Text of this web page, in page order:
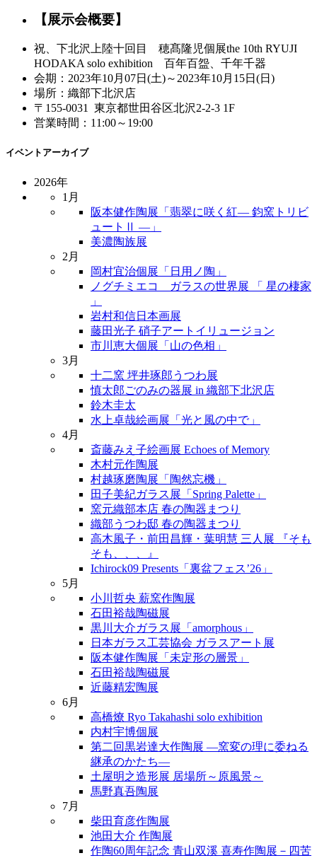
【展示会概要】
祝、下北沢上陸十回目 穂髙隆児個展the 10th RYUJI
HODAKA solo exhibition 百年百盌、千年千器
会期：2023年10月07日(土)～2023年10月15日(日)
場所：織部下北沢店
〒155-0031 東京都世田谷区北沢2-2-3 1F
営業時間：11:00～19:00
イベントアーカイブ
2026年
1月
阪本健作陶展「翡翠に咲く紅― 鈞窯トリビ
ュートⅡ ―」
美濃陶族展
2月
岡村宜治個展「日用ノ陶」
ノグチミエコ ガラスの世界展 「 星の棲家
」
岩村和信日本画展
藤田光子 硝子アートイリュージョン
市川恵大個展「山の色相」
3月
十二窯 坪井琢郎うつわ展
慎太郎ごのみの器展 in 織部下北沢店
鈴木圭太
水上卓哉絵画展「光と風の中で」
4月
斎藤みえ子絵画展 Echoes of Memory
木村元作陶展
村越琢磨陶展「陶然忘機」
田子美紀ガラス展「Spring Palette」
窯元織部本店 春の陶器まつり
織部うつわ邸 春の陶器まつり
高木風子・前田昌輝・葉明慧 三人展 『そも
そも、、、』
Ichirock09 Presents「裏盆フェス’26」
5月
小川哲央 薪窯作陶展
石田裕哉陶磁展
黒川大介ガラス展「amorphous」
日本ガラス工芸協会 ガラスアート展
阪本健作陶展「未定形の層景」
石田裕哉陶磁展
近藤精宏陶展
6月
高橋燎 Ryo Takahashi solo exhibition
内村宇博個展
第二回黒岩達大作陶展 ―窯変の理に委ねる
継承のかたち―
土屋明之造形展 居場所～原風景～
馬野真吾陶展
7月
柴田育彦作陶展
池田大介 作陶展
作陶60周年記念 青山双溪 喜寿作陶展－四苦